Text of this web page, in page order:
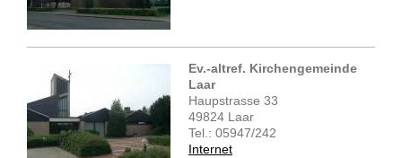
Ev.-altref. Kirchengemeinde
Laar
Haupstrasse 33
49824 Laar
Tel.: 05947/242
Internet